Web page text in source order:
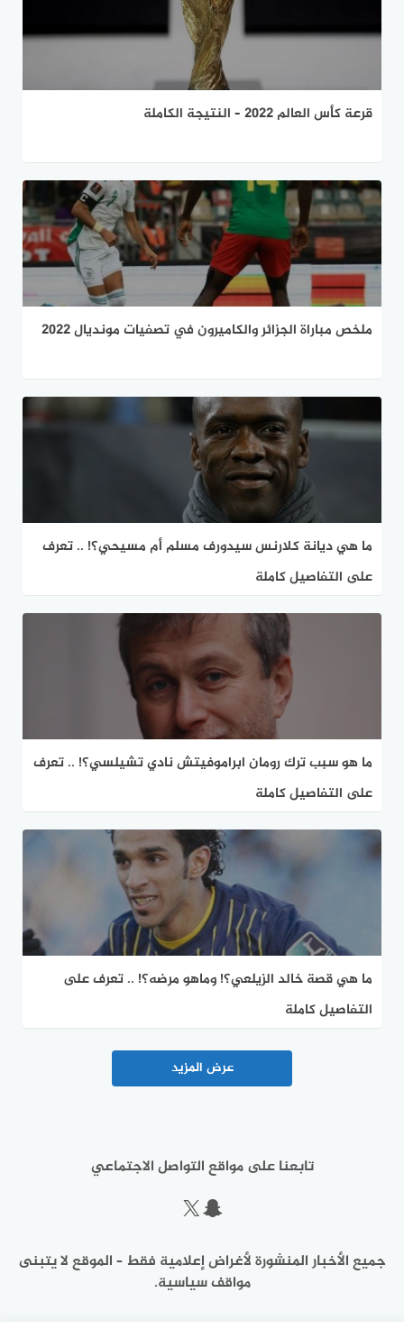
قرعة كأس العالم 2022 – النتيجة الكاملة
ملخص مباراة الجزائر والكاميرون في تصفيات مونديال 2022
ما هي ديانة كلارنس سيدورف مسلم أم مسيحي؟! .. تعرف
على التفاصيل كاملة
ما هو سبب ترك رومان ابراموفيتش نادي تشيلسي؟! .. تعرف
على التفاصيل كاملة
ما هي قصة خالد الزيلعي؟! وماهو مرضه؟! .. تعرف على
التفاصيل كاملة
عرض المزيد
تابعنا على مواقع التواصل الاجتماعي
سناب شات
إكس
جميع الأخبار المنشورة لأغراض إعلامية فقط – الموقع لا يتبنى
مواقف سياسية.